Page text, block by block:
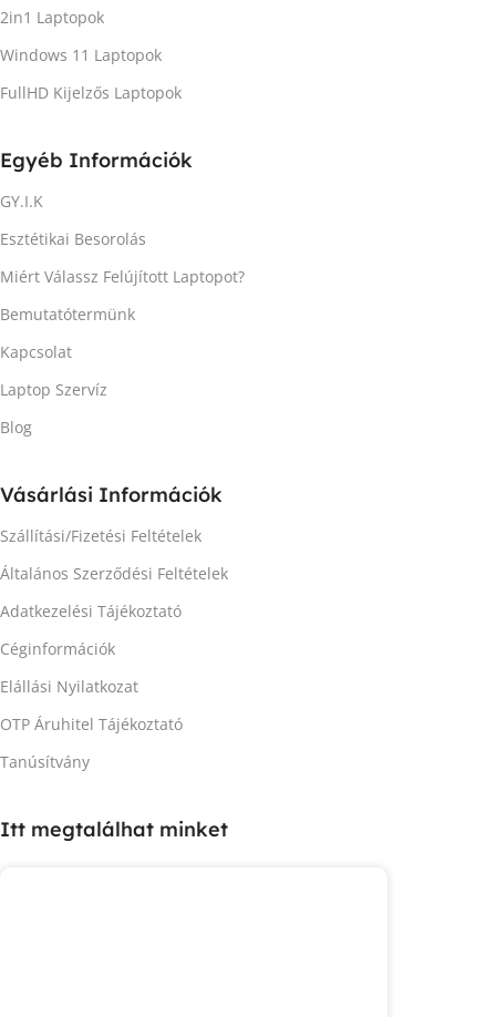
2in1 Laptopok
Windows 11 Laptopok
FullHD Kijelzős Laptopok
Egyéb Információk
GY.I.K
Esztétikai Besorolás
Miért Válassz Felújított Laptopot?
Bemutatótermünk
Kapcsolat
Laptop Szervíz
Blog
Vásárlási Információk
Szállítási/Fizetési Feltételek
Általános Szerződési Feltételek
Adatkezelési Tájékoztató
Céginformációk
Elállási Nyilatkozat
OTP Áruhitel Tájékoztató
Tanúsítvány
Itt megtalálhat minket